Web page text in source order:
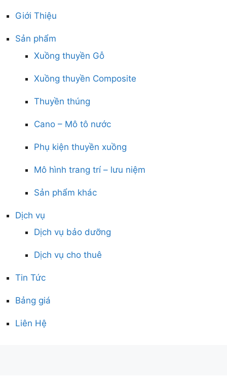
Giới Thiệu
Sản phẩm
Xuồng thuyền Gỗ
Xuồng thuyền Composite
Thuyền thúng
Cano – Mô tô nước
Phụ kiện thuyền xuồng
Mô hình trang trí – lưu niệm
Sản phẩm khác
Dịch vụ
Dịch vụ bảo dưỡng
Dịch vụ cho thuê
Tin Tức
Bảng giá
Liên Hệ